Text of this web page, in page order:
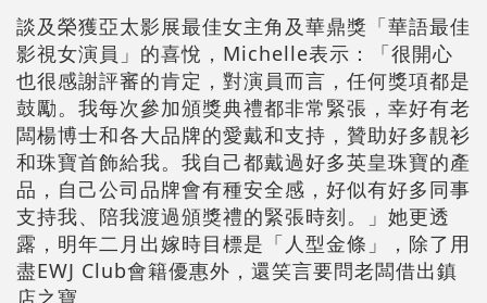
談及榮獲亞太影展最佳女主角及華鼎獎「華語最佳
影視女演員」的喜悅，Michelle表示：「很開心
也很感謝評審的肯定，對演員而言，任何獎項都是
鼓勵。我每次參加頒獎典禮都非常緊張，幸好有老
闆楊博士和各大品牌的愛戴和支持，贊助好多靚衫
和珠寶首飾給我。我自己都戴過好多英皇珠寶的產
品，自己公司品牌會有種安全感，好似有好多同事
支持我、陪我渡過頒獎禮的緊張時刻。」她更透
露，明年二月出嫁時目標是「人型金條」，除了用
盡EWJ Club會籍優惠外，還笑言要問老闆借出鎮